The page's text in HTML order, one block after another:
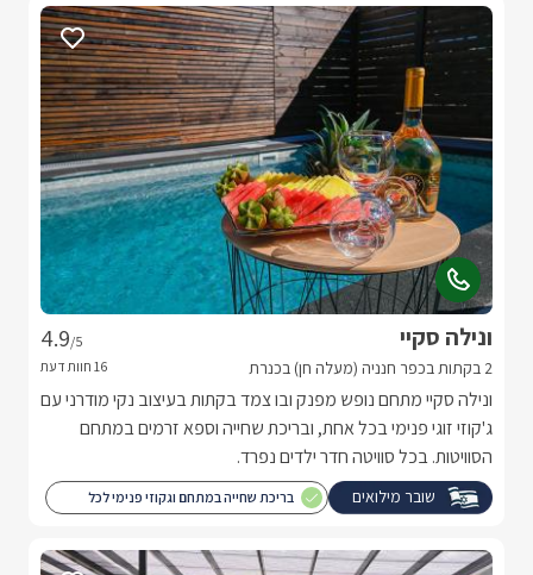
ונילה סקיי
2 בקתות בכפר חנניה (מעלה חן) בכנרת
4.9/5
ונילה סקיי מתחם נופש מפנק ובו צמד בקתות בעיצוב נקי מודרני עם
ג'קוזי זוגי פנימי בכל אחת, ובריכת שחייה וספא זרמים במתחם
הסוויטות. בכל סוויטה חדר ילדים נפרד.
שובר מילואים
בריכת שחייה במתחם וגקוזי פנימי לכל